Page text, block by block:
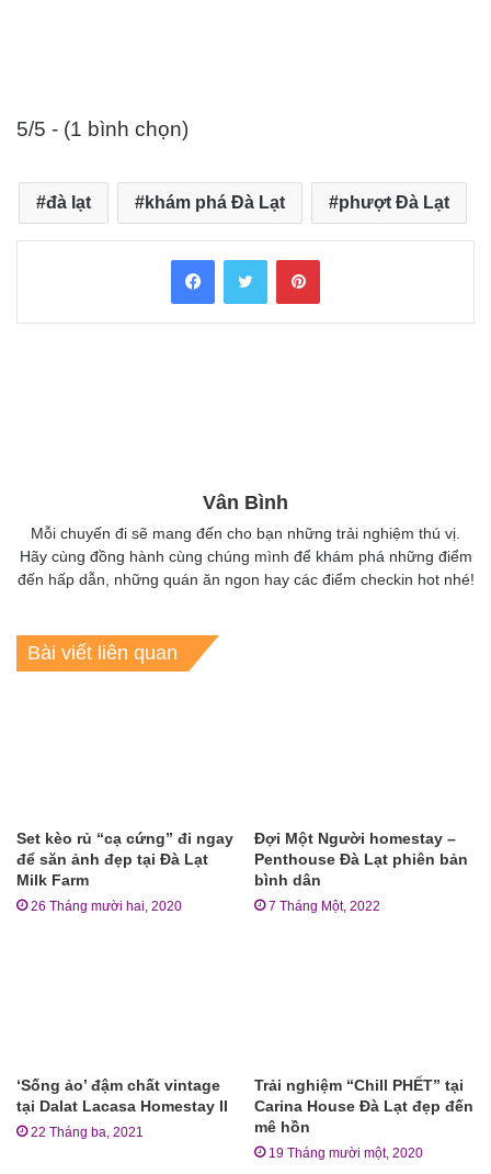
5/5 - (1 bình chọn)
đà lạt khám phá Đà Lạt phượt Đà Lạt
FacebookTwitter Pinterest
Vân Bình
Mỗi chuyến đi sẽ mang đến cho bạn những trải nghiệm thú vị.
Hãy cùng đồng hành cùng chúng mình để khám phá những điểm
đến hấp dẫn, những quán ăn ngon hay các điểm checkin hot nhé!
Bài viết liên quan
Set kèo rủ “cạ cứng” đi ngay
để săn ảnh đẹp tại Đà Lạt
Milk Farm
26 Tháng mười hai, 2020
Đợi Một Người homestay –
Penthouse Đà Lạt phiên bản
bình dân
7 Tháng Một, 2022
‘Sống ảo’ đậm chất vintage
tại Dalat Lacasa Homestay II
22 Tháng ba, 2021
Trải nghiệm “Chill PHẾT” tại
Carina House Đà Lạt đẹp đến
mê hồn
19 Tháng mười một, 2020